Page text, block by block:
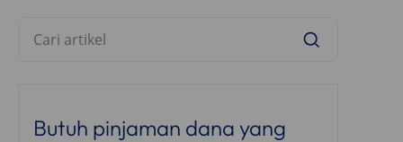
Butuh pinjaman dana yang